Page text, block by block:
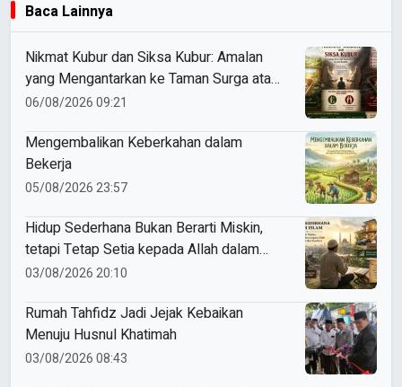
Baca Lainnya
Nikmat Kubur dan Siksa Kubur: Amalan
yang Mengantarkan ke Taman Surga atau
Azab Barzakh
06/08/2026 09:21
Mengembalikan Keberkahan dalam
Bekerja
05/08/2026 23:57
Hidup Sederhana Bukan Berarti Miskin,
tetapi Tetap Setia kepada Allah dalam
Nikmat dan Kesulitan
03/08/2026 20:10
Rumah Tahfidz Jadi Jejak Kebaikan
Menuju Husnul Khatimah
03/08/2026 08:43